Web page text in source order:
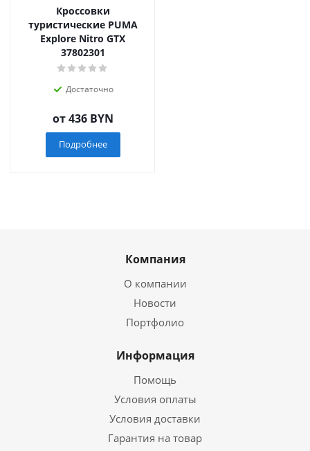
Кроссовки
туристические PUMA
Explore Nitro GTX
37802301
Достаточно
от436 BYN
Подробнее
Компания
О компании
Новости
Портфолио
Информация
Помощь
Условия оплаты
Условия доставки
Гарантия на товар